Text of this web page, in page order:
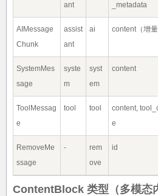
ant
_metadata
AIMessage
Chunk
assist
ant
ai content（增量
SystemMes
sage
syste
m
syst
em
content
ToolMessag
e
tool tool
content,
e
RemoveMe
ssage
-
rem
ove
id
ContentBlock 类型（多模态